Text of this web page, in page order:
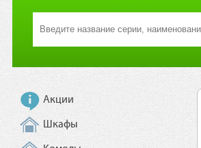
Акции
Шкафы